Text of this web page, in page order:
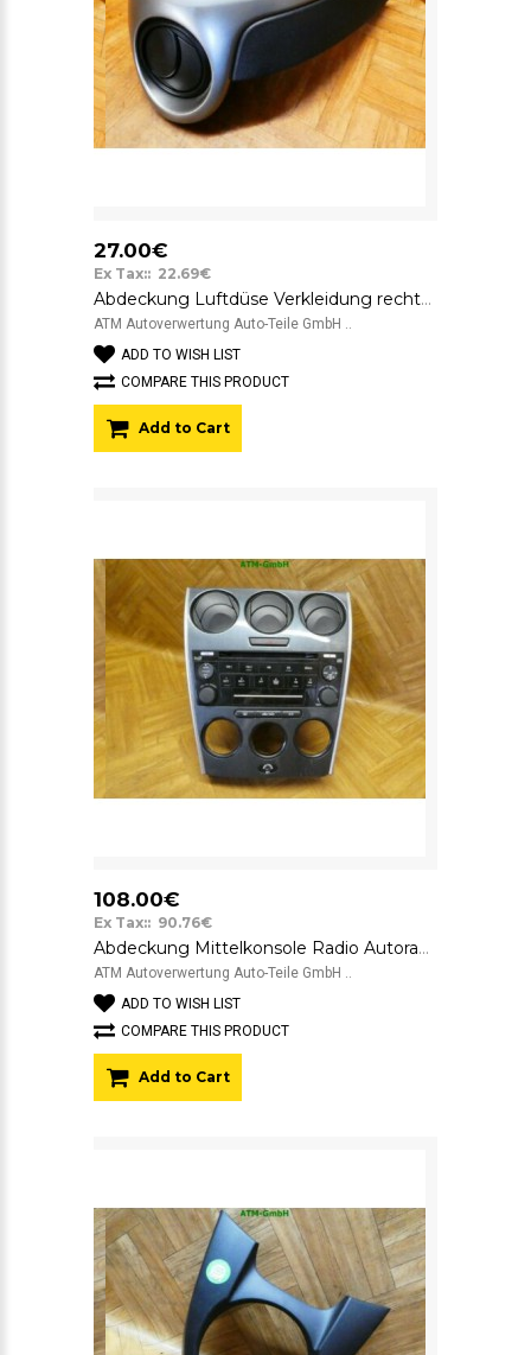
27.00€
Ex Tax:: 22.69€
Abdeckung Luftdüse Verkleidung rechts Mazda 2 D65164951 Beifahrerseite
ATM Autoverwertung Auto-Teile GmbH ..
ADD TO WISH LIST
COMPARE THIS PRODUCT
Add to Cart
108.00€
Ex Tax:: 90.76€
Abdeckung Mittelkonsole Radio Autoradio KFZ CD Mazda 6 CQ-EM4570AK
ATM Autoverwertung Auto-Teile GmbH ..
ADD TO WISH LIST
COMPARE THIS PRODUCT
Add to Cart